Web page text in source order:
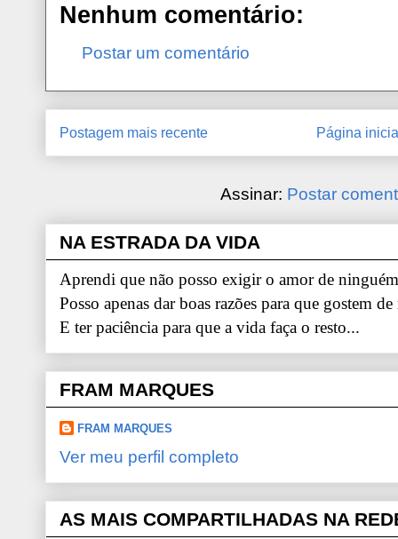
Nenhum comentário:
Postar um comentário
Postagem mais recente Página
Assinar: Postar
NA ESTRADA DA VIDA
Aprendi que não posso exigir o amor de
Posso apenas dar boas razões para que gostem
E ter paciência para que a vida faça o resto...
FRAM MARQUES
FRAM MARQUES
Ver meu perfil completo
AS MAIS COMPARTILHADAS NA